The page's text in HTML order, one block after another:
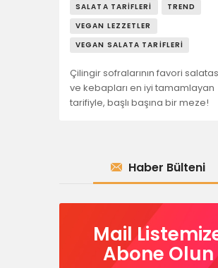
SALATA TARIFLERI
TREND
VEGAN LEZZETLER
VEGAN SALATA TARIFLERI
Çilingir sofralarının favori
ve kebapları en iyi tamamlayan
tarifiyle, başlı başına bir meze!
Haber Bülteni
Mail
Abone Olun